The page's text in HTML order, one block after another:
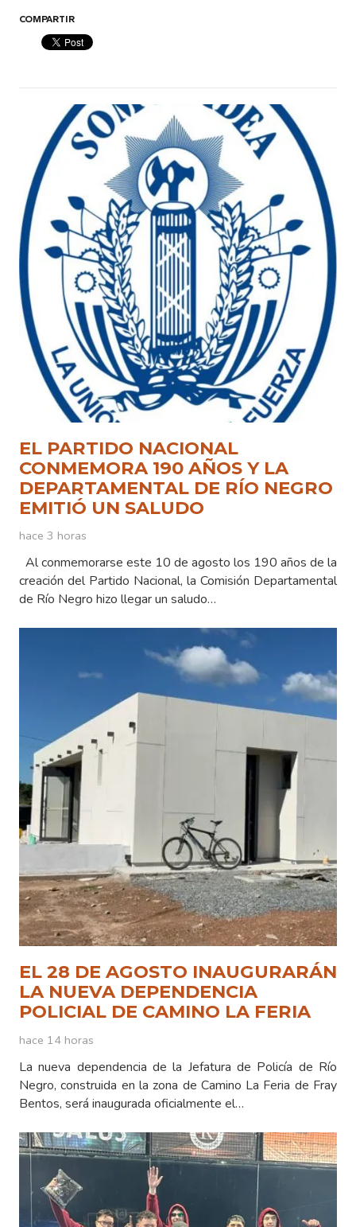
COMPARTIR
EL PARTIDO NACIONAL
CONMEMORA 190 AÑOS Y LA
DEPARTAMENTAL DE RÍO NEGRO
EMITIÓ UN SALUDO
hace 3 horas
Al conmemorarse este 10 de agosto los 190 años de la
creación del Partido Nacional, la Comisión Departamental
de Río Negro hizo llegar un saludo…
EL 28 DE AGOSTO INAUGURARÁN
LA NUEVA DEPENDENCIA
POLICIAL DE CAMINO LA FERIA
hace 14 horas
La nueva dependencia de la Jefatura de Policía de Río
Negro, construida en la zona de Camino La Feria de Fray
Bentos, será inaugurada oficialmente el…